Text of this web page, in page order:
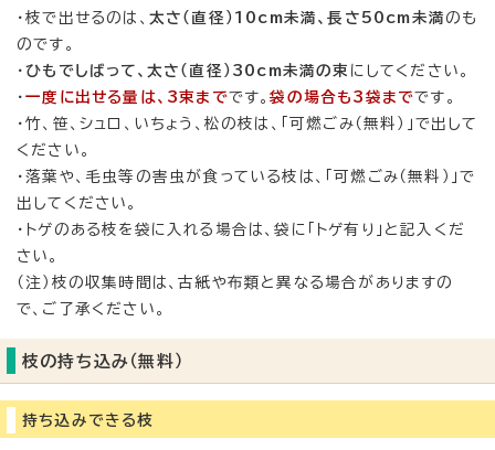
・枝で出せるのは、 太さ（直径）10cm未満、長さ50cm未満 のも
のです。
・ひもでしばって、太さ（直径）30cm未満の束 にしてください。
・一度に出せる量は、 3束までです。袋の場合も3袋までです。
・竹、笹、シュロ、いちょう、松の枝は、「可燃ごみ（無料）」で出して
ください。
・落葉や、毛虫等の害虫が食っている枝は、「可燃ごみ（無料）」で
出してください。
・トゲのある枝を袋に入れる場合は、袋に「トゲ有り」と記入くだ
さい。
（注）枝の収集時間は、古紙や布類と異なる場合がありますの
で、ご了承ください。
枝の持ち込み（無料）
持ち込みできる枝